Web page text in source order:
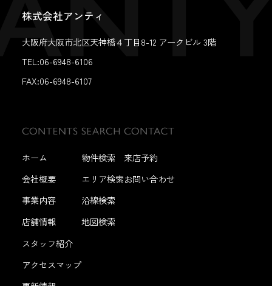
株式会社アンティ
大阪府大阪市北区天神橋４丁目8-12 アークビル 3階
TEL:06-6948-6106
FAX:06-6948-6107
ホーム
会社概要
事業内容
店舗情報
スタッフ紹介
アクセスマップ
物件検索
エリア検索
沿線検索
地図検索
来店予約
お問い合わせ